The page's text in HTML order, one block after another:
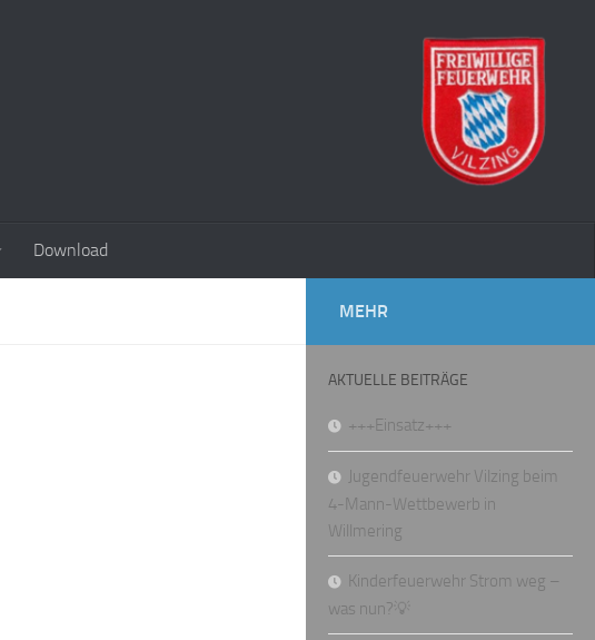
Download
MEHR
AKTUELLE BEITRÄGE
+++Einsatz+++
Jugendfeuerwehr Vilzing beim
4-Mann-Wettbewerb in
Willmering
Kinderfeuerwehr Strom weg –
was nun?💡